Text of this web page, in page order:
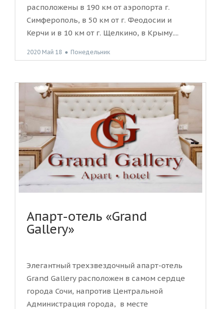
расположены в 190 км от аэропорта г.
Симферополь, в 50 км от г. Феодосии и
Керчи и в 10 км от г. Щелкино, в Крыму....
2020 Май 18 ● Понедельник
Апарт-отель «Grand
Gallery»
Элегантный трехзвездочный апарт-отель
Grand Gallery расположен в самом сердце
города Сочи, напротив Центральной
Администрация города, в месте